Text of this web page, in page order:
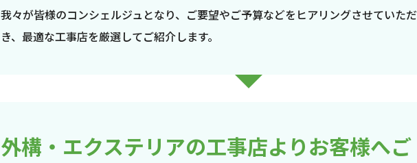
我々が皆様のコンシェルジュとなり、ご要望やご予算などをヒアリングさせていただ
き、最適な工事店を厳選してご紹介します。
外構・エクステリアの工事店よりお客様へご